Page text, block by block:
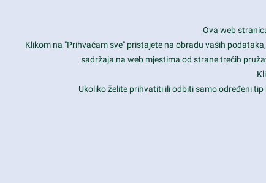
Is your website user friendly?
Ark offers weekly stunning designs.
Why our customers love Ark?
Ova web
Klikom na "Prihvaćam sve" pristajete na obradu vaših
sadržaja na web mjestima od strane trećih
Ukoliko želite prihvatiti ili odbiti samo određeni